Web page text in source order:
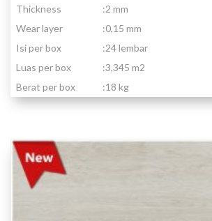
Thickness
:2 mm
Wear layer
:0,15 mm
Isi per box
:24 lembar
Luas per box
:3,345 m2
Berat per box
:18 kg